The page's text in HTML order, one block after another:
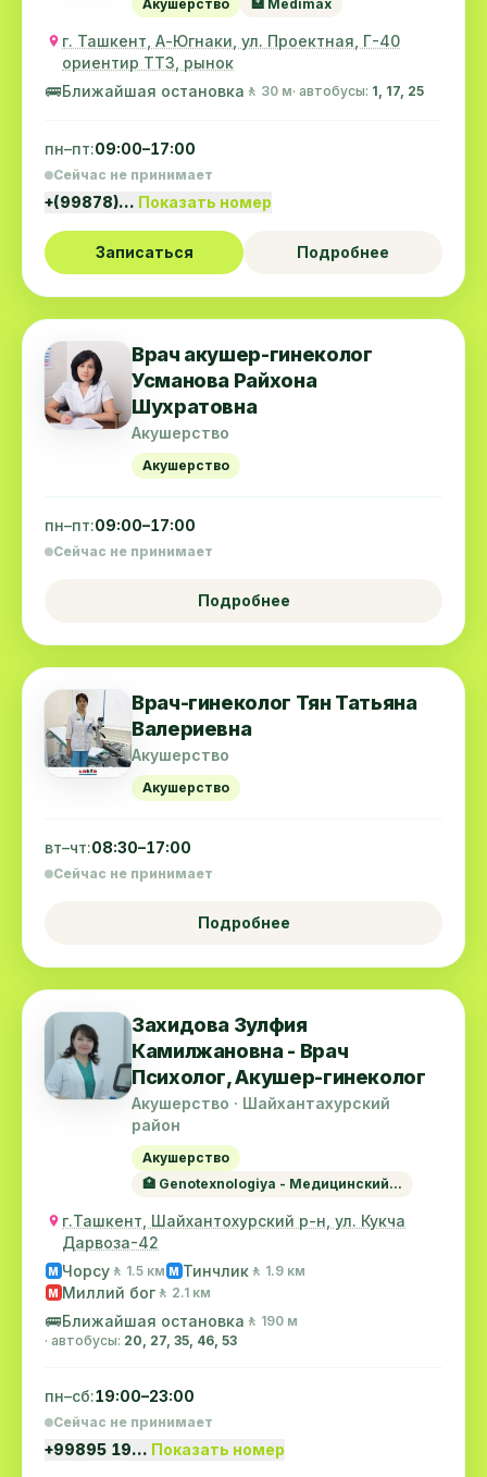
Акушерство 🏥 Medimax
г. Ташкент, А-Югнаки, ул. Проектная, Г-40
ориентир ТТЗ, рынок
🚌Ближайшая остановка 🚶 30 м· автобусы: 1, 17, 25
пн–пт:09:00–17:00
Сейчас не принимает
+(99878)… Показать номер
Записаться Подробнее
Врач акушер-гинеколог
Усманова Райхона
Шухратовна
Акушерство
Акушерство
пн–пт:09:00–17:00
Сейчас не принимает
Подробнее
Врач-гинеколог Тян Татьяна
Валериевна
Акушерство
Акушерство
вт–чт:08:30–17:00
Сейчас не принимает
Подробнее
Захидова Зулфия
Камилжановна - Врач
Психолог, Акушер-гинеколог
Акушерство · Шайхантахурский
район
Акушерство
🏥 Genotexnologiya - Медицинский...
г.Ташкент, Шайхантохурский р-н, ул. Кукча
Дарвоза-42
M Чорсу 🚶 1.5 км M Тинчлик 🚶 1.9 км
M Миллий бог 🚶 2.1 км
🚌Ближайшая остановка 🚶 190 м
· автобусы: 20, 27, 35, 46, 53
пн–сб:19:00–23:00
Сейчас не принимает
+99895 19… Показать номер